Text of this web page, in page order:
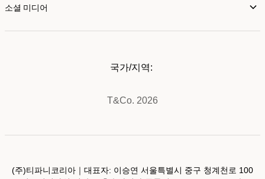
소셜 미디어
T&Co. 2026
국가/지역:
(주)티파니코리아｜대표자: 이승연 서울특별시 중구 청계천로 100